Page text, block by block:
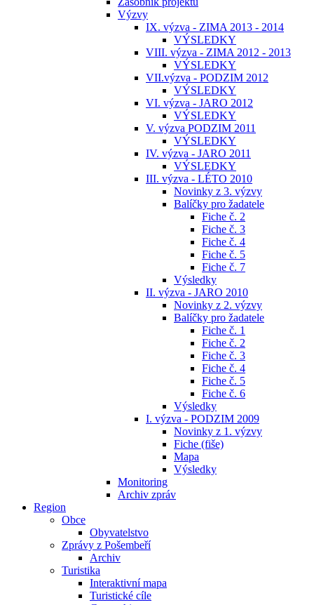
Výzvy
IX. výzva - ZIMA 2013 - 2014
VÝSLEDKY
VIII. výzva - ZIMA 2012 - 2013
VÝSLEDKY
VII.výzva - PODZIM 2012
VÝSLEDKY
VI. výzva - JARO 2012
VÝSLEDKY
V. výzva PODZIM 2011
VÝSLEDKY
IV. výzva - JARO 2011
VÝSLEDKY
III. výzva - LÉTO 2010
Novinky z 3. výzvy
Balíčky pro žadatele
Fiche č. 2
Fiche č. 3
Fiche č. 4
Fiche č. 5
Fiche č. 7
Výsledky
II. výzva - JARO 2010
Novinky z 2. výzvy
Balíčky pro žadatele
Fiche č. 1
Fiche č. 2
Fiche č. 3
Fiche č. 4
Fiche č. 5
Fiche č. 6
Výsledky
I. výzva - PODZIM 2009
Novinky z 1. výzvy
Fiche (fiše)
Mapa
Výsledky
Monitoring
Archiv zpráv
Region
Obce
Obyvatelstvo
Zprávy z Pošembeří
Archiv
Turistika
Interaktivní mapa
Turistické cíle